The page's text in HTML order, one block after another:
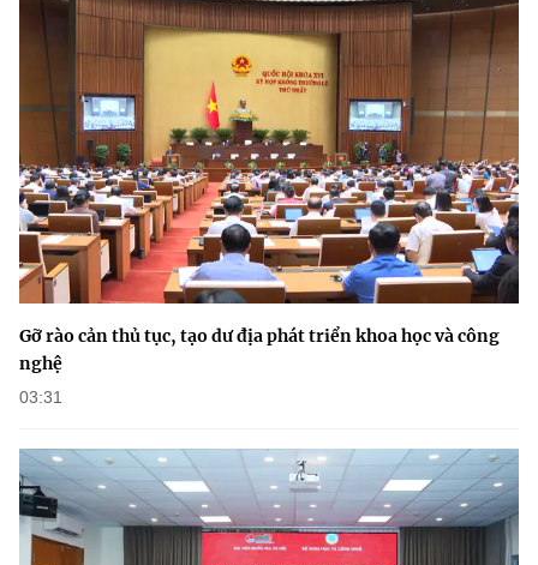
Gỡ rào cản thủ tục, tạo dư địa phát triển khoa học và công
nghệ
03:31